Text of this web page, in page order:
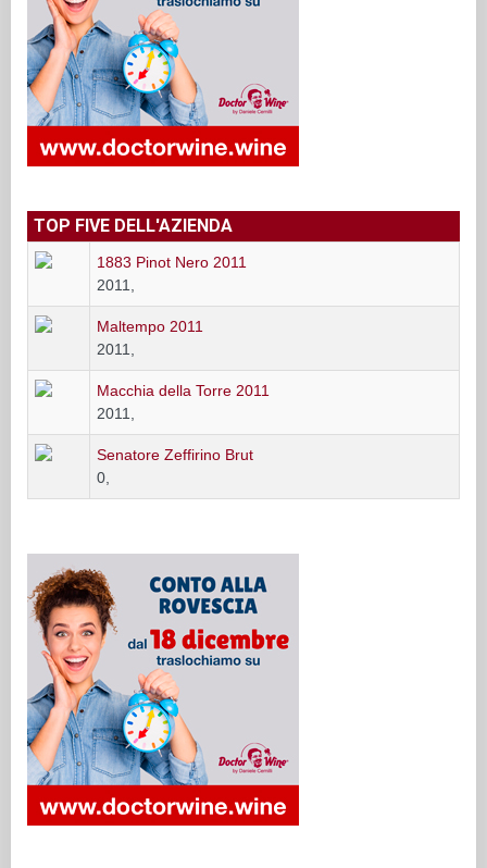
TOP FIVE DELL'AZIENDA
1883 Pinot Nero 2011
2011,
Maltempo 2011
2011,
Macchia della Torre 2011
2011,
Senatore Zeffirino Brut
0,